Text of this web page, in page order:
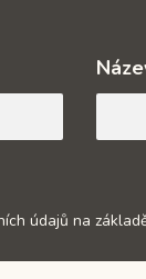
údajů na